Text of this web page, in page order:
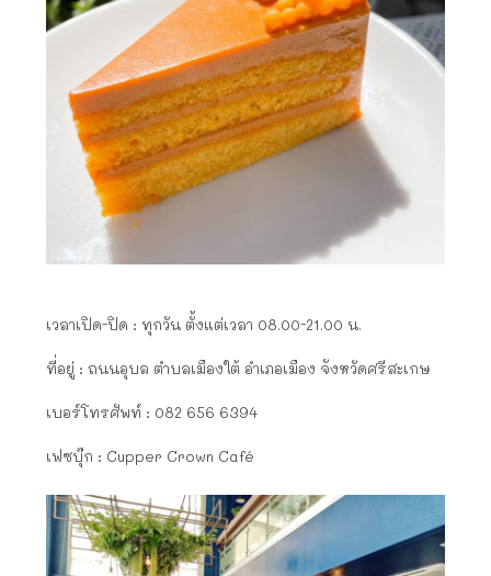
เวลาเปิด-ปิด : ทุกวัน ตั้งแต่เวลา 08.00-21.00 น.
ที่อยู่ : ถนนอุบล ตำบลเมืองใต้ อำเภอเมือง จังหวัดศรีสะเกษ
เบอร์โทรศัพท์ : 082 656 6394
เฟซบุ๊ก : Cupper Crown Café